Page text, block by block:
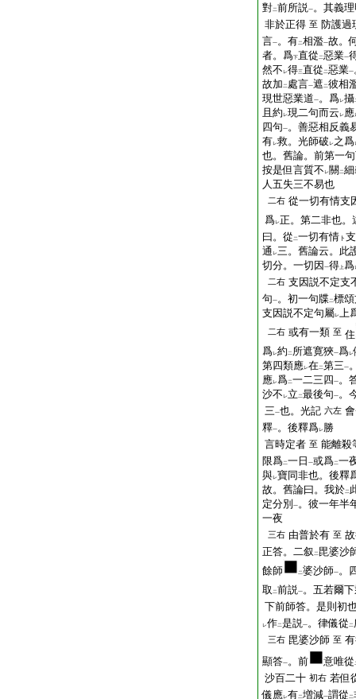
對二前所説一。其義
非於正得 至 防護
言一。有二相濫一故。
者。爲下直從 二惡業一
然不 レ得三直從 二惡業一
故加 二 處言一遮 二彼相
現世惡業道一。爲レ攝
且約 レ現二句而云 レ應
四句一。善惡相反義
有レ救。光師破 レ之爲
也。舊論。前第一
按是但言質不 レ關 二
人五失三不易也
二右 從一切有情
爲レ正。第二非也。
曰。從 二一切有情 ト 支
通 レ三。舊論云。此
切分。一切因 一得 上爲
二右 支因説不定
句一。初一句牒二標
支因説不定句屬レ上
二右 或有一類 至 住
爲レ約 二 所遮寛狹一爲レ
第四類應レ在二第三一
應レ爲二一二三四一。
沙不 レ立 二最後句一。
三一也。光記 六左 會
釋一。後釋爲レ勝
言時定者 至 能離
限爲二一日 一或爲二一
與レ寶同非也。後釋
故。舊論曰。我於二
定分別 一。彼一年半
一夜
三右 由普於有 至
正答。二叙 二 毘婆沙
餘師
二婆沙師一。
取 二前説一。五若爾
下前師答。是則初
レ作二是説一。律儀從 二
三右 毘婆沙師 至
顯答一。前 意唯從
沙百二十 初右 若但
儀應レ有二増減一謂從 二